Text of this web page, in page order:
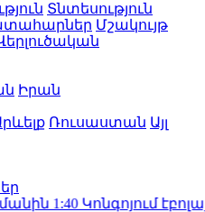
Տնտեսություն
Մշակույթ
Իրան
Ռուսաստան Այլ
1:40 Կոնգոյում էբոլայի